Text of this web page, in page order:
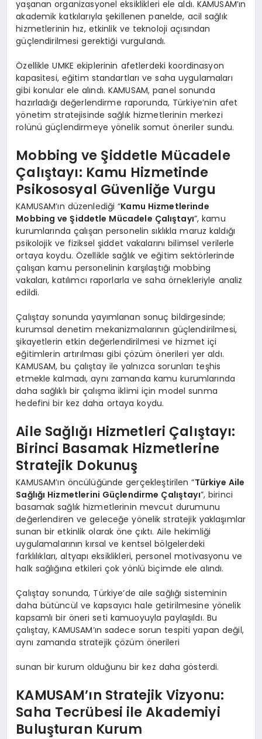
yaşanan organizasyonel eksiklikleri ele aldı. KAMUSAM’ın
akademik katkılarıyla şekillenen panelde, acil sağlık
hizmetlerinin hız, etkinlik ve teknoloji açısından
güçlendirilmesi gerektiği vurgulandı.
Özellikle UMKE ekiplerinin afetlerdeki koordinasyon
kapasitesi, eğitim standartları ve saha uygulamaları
gibi konular ele alındı. KAMUSAM, panel sonunda
hazırladığı değerlendirme raporunda, Türkiye’nin afet
yönetim stratejisinde sağlık hizmetlerinin merkezi
rolünü güçlendirmeye yönelik somut öneriler sundu.
Mobbing ve Şiddetle Mücadele
Çalıştayı: Kamu Hizmetinde
Psikososyal Güvenliğe Vurgu
KAMUSAM’ın düzenlediği “Kamu Hizmetlerinde
Mobbing ve Şiddetle Mücadele Çalıştayı”, kamu
kurumlarında çalışan personelin sıklıkla maruz kaldığı
psikolojik ve fiziksel şiddet vakalarını bilimsel verilerle
ortaya koydu. Özellikle sağlık ve eğitim sektörlerinde
çalışan kamu personelinin karşılaştığı mobbing
vakaları, katılımcı raporlarla ve saha örnekleriyle analiz
edildi.
Çalıştay sonunda yayımlanan sonuç bildirgesinde;
kurumsal denetim mekanizmalarının güçlendirilmesi,
şikayetlerin etkin değerlendirilmesi ve hizmet içi
eğitimlerin artırılması gibi çözüm önerileri yer aldı.
KAMUSAM, bu çalıştay ile yalnızca sorunları teşhis
etmekle kalmadı, aynı zamanda kamu kurumlarında
daha sağlıklı bir çalışma iklimi için model sunma
hedefini bir kez daha ortaya koydu.
Aile Sağlığı Hizmetleri Çalıştayı:
Birinci Basamak Hizmetlerine
Stratejik Dokunuş
KAMUSAM’ın öncülüğünde gerçekleştirilen “Türkiye Aile
Sağlığı Hizmetlerini Güçlendirme Çalıştayı”, birinci
basamak sağlık hizmetlerinin mevcut durumunu
değerlendiren ve geleceğe yönelik stratejik yaklaşımlar
sunan bir etkinlik olarak öne çıktı. Aile hekimliği
uygulamalarının kırsal ve kentsel bölgelerdeki
farklılıkları, altyapı eksiklikleri, personel motivasyonu ve
halk sağlığına etkileri çok yönlü biçimde ele alındı.
Çalıştay sonunda, Türkiye’de aile sağlığı sisteminin
daha bütüncül ve kapsayıcı hale getirilmesine yönelik
kapsamlı bir öneri seti kamuoyuyla paylaşıldı. Bu
çalıştay, KAMUSAM’ın sadece sorun tespiti yapan değil,
aynı zamanda stratejik çözüm önerileri
sunan bir kurum olduğunu bir kez daha gösterdi.
KAMUSAM’ın Stratejik Vizyonu:
Saha Tecrübesi ile Akademiyi
Buluşturan Kurum